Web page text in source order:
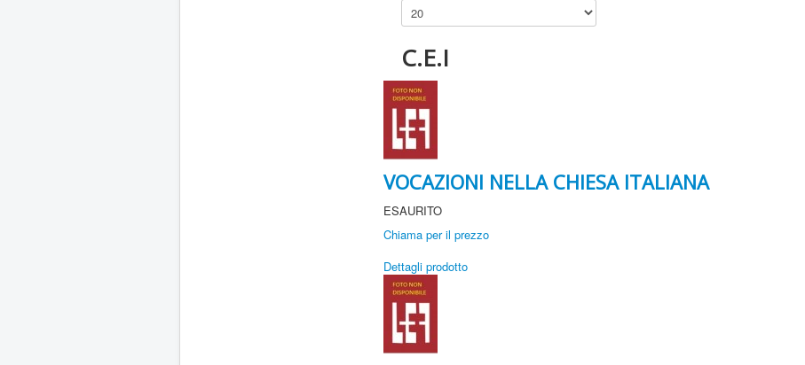
C.E.I
VOCAZIONI NELLA CHIESA ITALIANA
ESAURITO
Chiama per il prezzo
Dettagli prodotto